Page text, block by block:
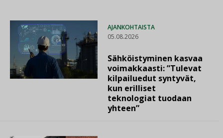
AJANKOHTAISTA
05.08.2026
Sähköistyminen kasvaa
voimakkaasti: ”Tulevat
kilpailuedut syntyvät,
kun erilliset
teknologiat tuodaan
yhteen”